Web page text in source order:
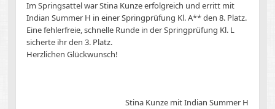
Im Springsattel war Stina Kunze erfolgreich und erritt mit
Indian Summer H in einer Springprüfung Kl. A** den 8. Platz.
Eine fehlerfreie, schnelle Runde in der Springprüfung Kl. L
sicherte ihr den 3. Platz.
Herzlichen Glückwunsch!
Stina Kunze mit Indian Summer H